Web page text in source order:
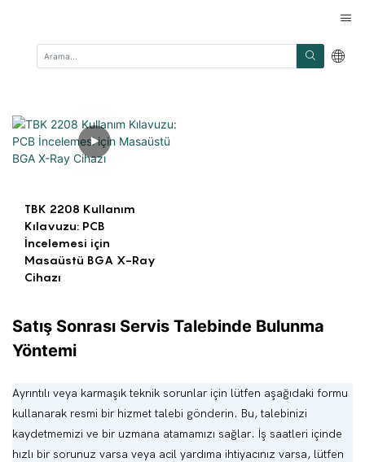
TBK 2208 Kullanım
Kılavuzu: PCB
İncelemesi için
Masaüstü BGA X-Ray
Cihazı
Satış Sonrası Servis Talebinde Bulunma
Yöntemi
Ayrıntılı veya karmaşık teknik sorunlar için lütfen aşağıdaki formu
kullanarak resmi bir hizmet talebi gönderin. Bu, talebinizi
kaydetmemizi ve bir uzmana atamamızı sağlar. İş saatleri içinde
hızlı bir sorunuz varsa veya acil yardıma ihtiyacınız varsa, lütfen